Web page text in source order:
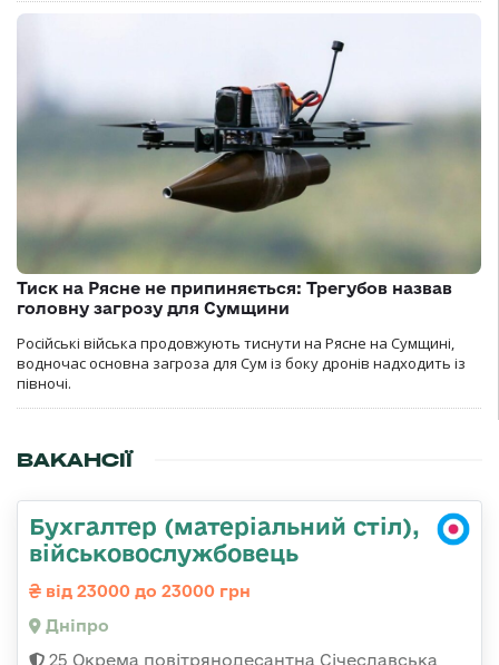
Тиск на Рясне не припиняється: Трегубов назвав
головну загрозу для Сумщини
Російські війська продовжують тиснути на Рясне на Сумщині,
водночас основна загроза для Сум із боку дронів надходить із
півночі.
ВАКАНСІЇ
Бухгалтер (матеріальний стіл),
військовослужбовець
від 23000 до 23000 грн
Дніпро
25 Окрема повітрянодесантна Січеславська